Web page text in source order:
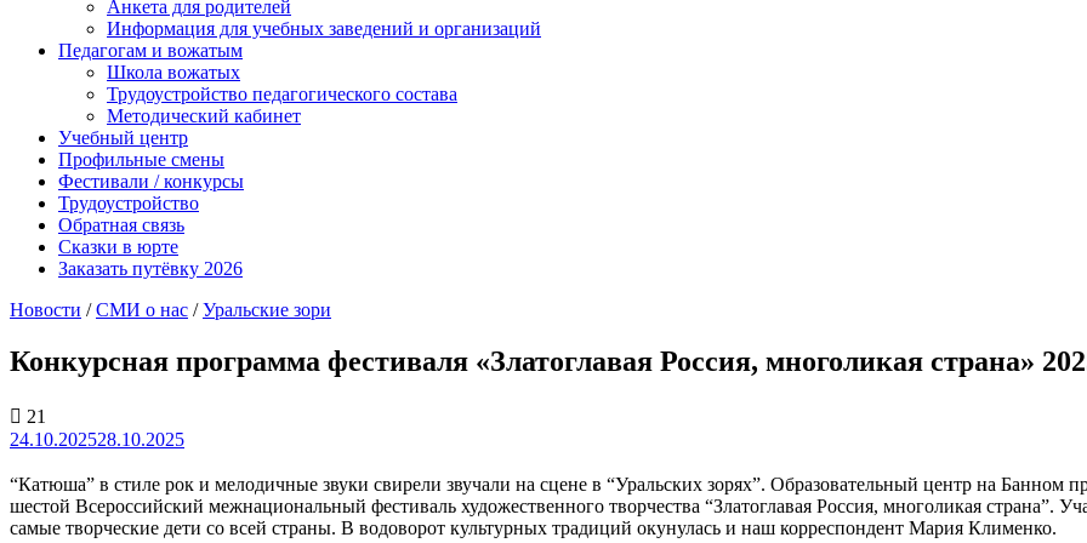
Анкета для родителей
Информация для учебных заведений и организаций
Педагогам и вожатым
Школа вожатых
Трудоустройство педагогического состава
Методический кабинет
Учебный центр
Профильные смены
Фестивали / конкурсы
Трудоустройство
Обратная связь
Сказки в юрте
Заказать путёвку 2026
Новости /СМИ о нас /Уральские зори
Конкурсная программа фестиваля «Златоглавая Россия, многоликая страна»
21
24.10.202528.10.2025
“Катюша” в стиле рок и мелодичные звуки свирели звучали на сцене в “Уральских зорях”. Образовательный центр на Банном
шестой Всероссийский межнациональный фестиваль художественного творчества “Златоглавая Россия, многоликая страна”.
самые творческие дети со всей страны. В водоворот культурных традиций окунулась и наш корреспондент Мария Клименко.